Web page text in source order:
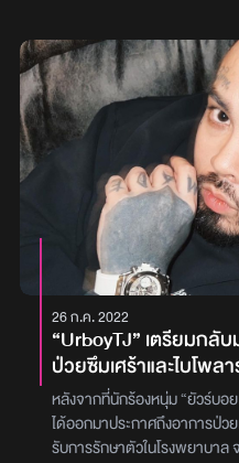
ว่าวแฟนซีสีสันสดใส, โซนกิจกรร
ศิลปิน นำโดย PALMY,
NONT TANONT, JOEY
TILLY BIRDS และ PIXXIE ร
วันนี้เรามีภาพบรรยากาศควา
บรรยากาศชายหาดสุดคึกคัก
ความสนุกตั้งแต่เริ่มก้าวขาเข้
ที่สุด โดยเหล่าคนรักปาร์ตี้ริม
แฟชั่นหลายหลายสไตล์ ทั้งแซ่
มองไปยิ้มไป โดยทุกคนต่างส
เช็คอินสุดเก๋ และยังมี
ออกแบบ แต่งแต้มท้องฟ้าให้สีสั
ถัดไปยังมีโซนกิจกรรมทางทะเล
Board, Red shark bike,
ค่าใช้จ่ายแม้แต่บาทเดียวจากนั้น
รดักชั่นมาอย่างยิ่งใหญ่ให้เข้ากั
สตาร์ทความสนุกด้วยสาว ๆ วง
แฟนคลับตามมาให้กำลังใจกัน
26 ก.ค. 2022
“UrboyTJ” เตรียมกลั
ป่วยซึมเศร้าและไบโพล
หลังจากที่นักร้องหนุ่ม “ยัวร์บอ
ได้ออกมาประกาศถึงอาการป่วย
รับการรักษาตัวในโรงพยาบา